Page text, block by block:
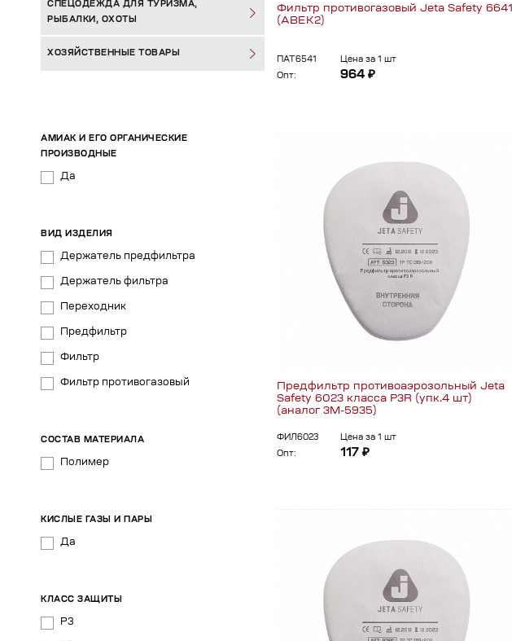
СПЕЦОДЕЖДА ДЛЯ ТУРИЗМА,
РЫБАЛКИ, ОХОТЫ
ХОЗЯЙСТВЕННЫЕ ТОВАРЫ
АМИАК И ЕГО ОРГАНИЧЕСКИЕ
ПРОИЗВОДНЫЕ
Да
ВИД ИЗДЕЛИЯ
Держатель предфильтра
Держатель фильтра
Переходник
Предфильтр
Фильтр
Фильтр противогазовый
СОСТАВ МАТЕРИАЛА
Полимер
КИСЛЫЕ ГАЗЫ И ПАРЫ
Да
КЛАСС ЗАЩИТЫ
P3
Фильтр противогазовый Jeta Safety 6641
(АВЕК2)
ПАТ6541
Цена за 1 шт
Опт:
964 ₽
Предфильтр противоаэрозольный Jeta
Safety 6023 класса P3R (упк.4 шт)
(аналог 3M-5935)
ФИЛ6023
Цена за 1 шт
Опт:
117 ₽